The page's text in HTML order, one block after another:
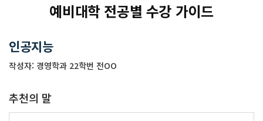
예비대학 전공별 수강 가이드
인공지능
작성자: 경영학과 22학번 전OO
추천의 말